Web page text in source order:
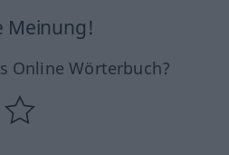
Meinung!
Online Wörterbuch?